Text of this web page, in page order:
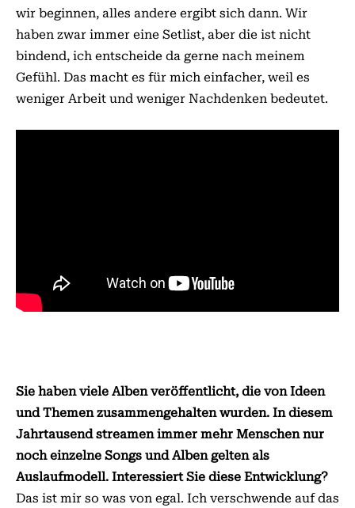
wir beginnen, alles andere ergibt sich dann. Wir
haben zwar immer eine Setlist, aber die ist nicht
bindend, ich entscheide da gerne nach meinem
Gefühl. Das macht es für mich einfacher, weil es
weniger Arbeit und weniger Nachdenken bedeutet.
Sie haben viele Alben veröffentlicht, die von Ideen
und Themen zusammengehalten wurden. In diesem
Jahrtausend streamen immer mehr Menschen nur
noch einzelne Songs und Alben gelten als
Auslaufmodell. Interessiert Sie diese Entwicklung?
Das ist mir so was von egal. Ich verschwende auf das